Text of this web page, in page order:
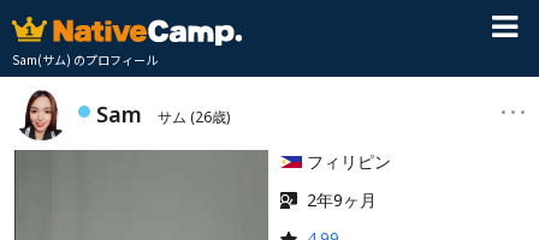
Sam(サム) のプロフィール
Sam サム (26歳)
フィリピン
2年9ヶ月